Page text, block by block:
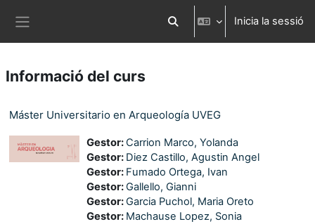
Commuta l'entrada de la cerca
Inicia la sessió
Informació del curs
Máster Universitario en Arqueología UVEG
Gestor:Carrion Marco, Yolanda
Gestor: Diez Castillo, Agustin Angel
Gestor: Fumado Ortega, Ivan
Gestor:Gallello, Gianni
Gestor:Garcia Puchol, Maria Oreto
Gestor: Machause Lopez, Sonia